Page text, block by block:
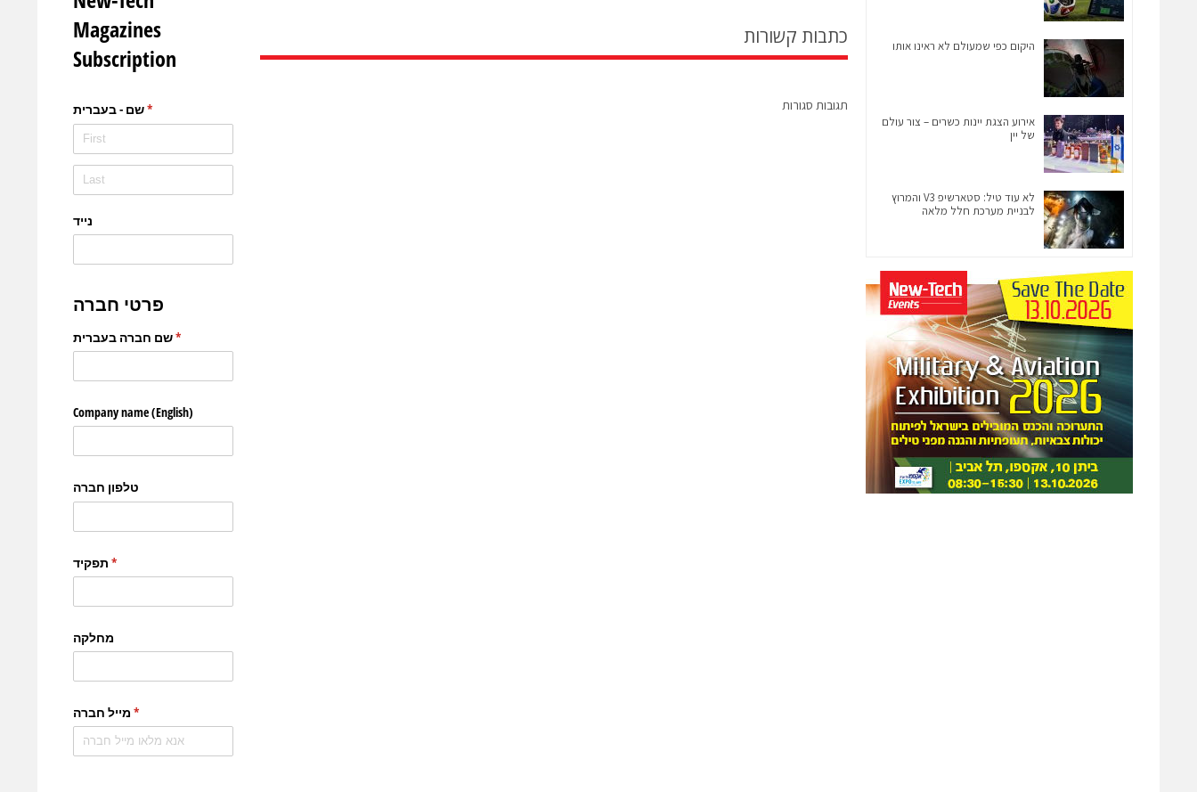
כתבות קשורות
תגובות סגורות
היקום כפי שמעולם לא ראינו אותו
אירוע הצגת יינות כשרים – צור עולם
של יין
לא עוד טיל: סטארשיפ V3 והמרוץ
לבניית מערכת חלל מלאה